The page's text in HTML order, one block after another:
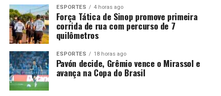
ESPORTES 4 horas ago
Força Tática de Sinop promove primeira
corrida de rua com percurso de 7
quilômetros
ESPORTES 18 horas ago
Pavón decide, Grêmio vence o Mirassol e
avança na Copa do Brasil